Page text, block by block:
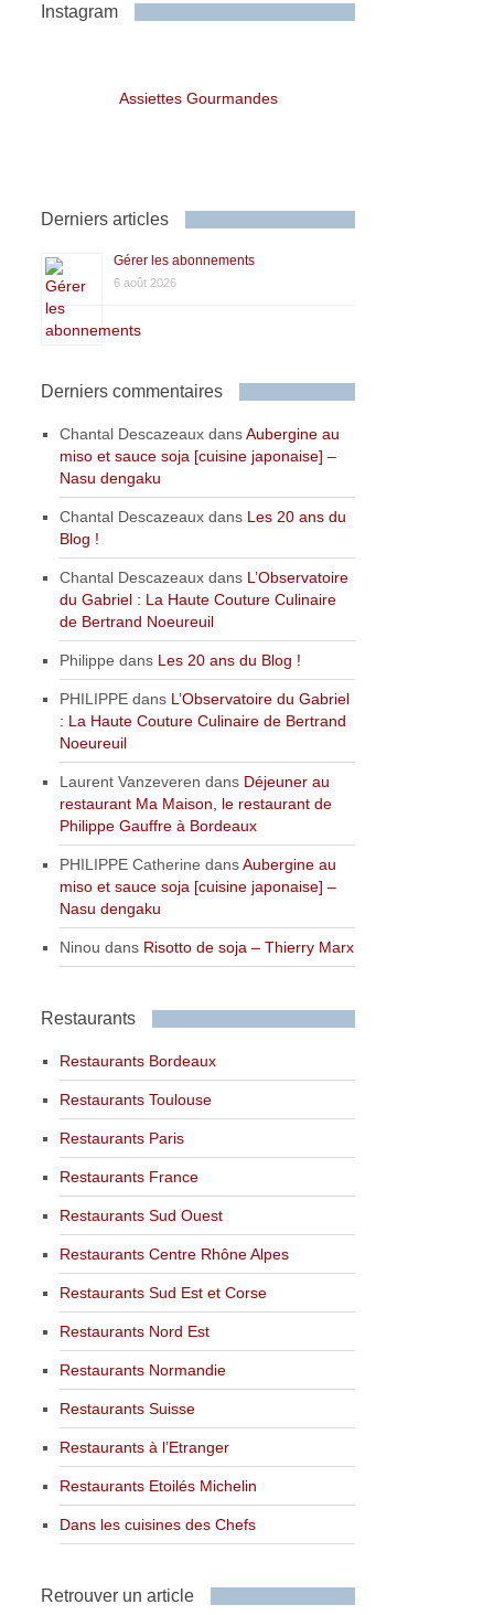
Instagram
Assiettes Gourmandes
Derniers articles
Gérer les abonnements
6 août 2026
Derniers commentaires
Chantal Descazeaux dansAubergine au
miso et sauce soja [cuisine japonaise] –
Nasu dengaku
Chantal Descazeaux dans Les 20 ans du
Blog !
Chantal Descazeaux dans L’Observatoire
du Gabriel : La Haute Couture Culinaire
de Bertrand Noeureuil
Philippe dans Les 20 ans du Blog !
PHILIPPE dans L’Observatoire du Gabriel
: La Haute Couture Culinaire de Bertrand
Noeureuil
Laurent Vanzeveren dans Déjeuner au
restaurant Ma Maison, le restaurant de
Philippe Gauffre à Bordeaux
PHILIPPE Catherine dansAubergine au
miso et sauce soja [cuisine japonaise] –
Nasu dengaku
Ninou dans Risotto de soja – Thierry Marx
Restaurants
Restaurants Bordeaux
Restaurants Toulouse
Restaurants Paris
Restaurants France
Restaurants Sud Ouest
Restaurants Centre Rhône Alpes
Restaurants Sud Est et Corse
Restaurants Nord Est
Restaurants Normandie
Restaurants Suisse
Restaurants à l’Etranger
Restaurants Etoilés Michelin
Dans les cuisines des Chefs
Retrouver un article